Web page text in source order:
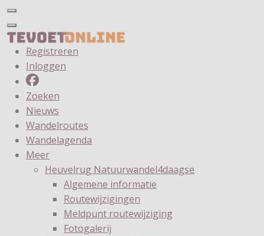
Registreren
Inloggen
Zoeken
Nieuws
Wandelroutes
Wandelagenda
Meer
Heuvelrug Natuurwandel4daagse
Algemene informatie
Routewijzigingen
Meldpunt routewijziging
Fotogalerij